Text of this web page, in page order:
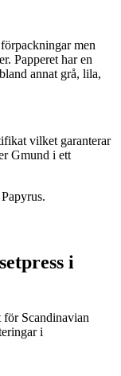
men
Papperet har en
annat grå, lila,
vilket garanterar
Gmund i ett
i
för Scandinavian
i